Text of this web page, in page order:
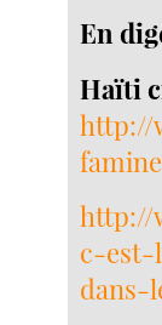
En
Haïti
http://
http://
c-est-
dans-